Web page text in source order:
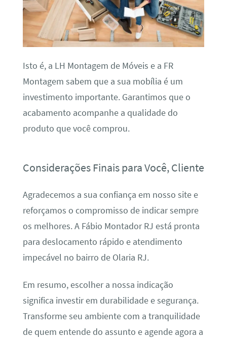
Isto é, a LH Montagem de Móveis e a FR
Montagem sabem que a sua mobília é um
investimento importante. Garantimos que o
acabamento acompanhe a qualidade do
produto que você comprou.
Considerações Finais para Você, Cliente
Agradecemos a sua confiança em nosso site e
reforçamos o compromisso de indicar sempre
os melhores. A Fábio Montador RJ está pronta
para deslocamento rápido e atendimento
impecável no bairro de Olaria RJ.
Em resumo, escolher a nossa indicação
significa investir em durabilidade e segurança.
Transforme seu ambiente com a tranquilidade
de quem entende do assunto e agende agora a